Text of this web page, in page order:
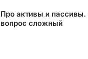
Про активы и пассивы.
вопрос сложный